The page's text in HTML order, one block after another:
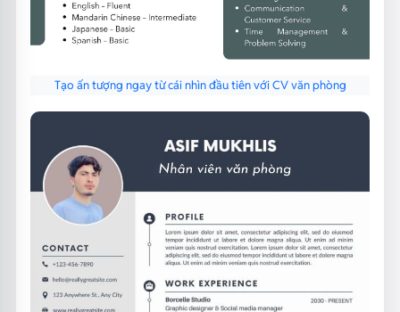
Tạo ấn tượng ngay từ cái nhìn đầu tiên với CV văn phòng